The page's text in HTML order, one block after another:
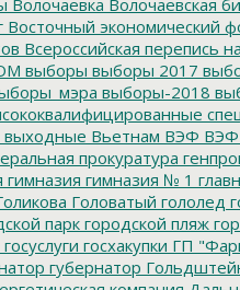
Восточный экономический
Всероссийская перепись
выборы выборы 2017
выборы-2018
выходные Вьетнам ВЭФ
прокуратура
гимназия гимназия № 1
Головатый гололед
парк городской пляж
госуслуги госхакупки ГП
губернатор